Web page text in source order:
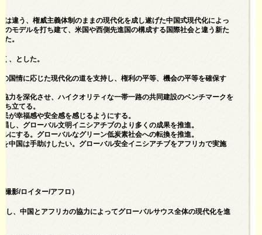
違う、権威主義体制のままの現代化を成し遂げた中国式現代化によっ
モデルを打ち建て、米国や西側先進国の構成する国際社会と違う新た
た。
、とした。
国情に応じた現代化の道を支持し、権利の平等、機会の平等を確保す
力を深化させ、ハイクオリティな一帯一路の共同建設のベンチマークを
ち立てる。
が幸福感や安全感を感じるようにする。
し、グローバル文明イニシアチブのより多くの成果を推進。
にする。グローバルなグリーン低炭素社会への転換を推進。
中国は手助けしたい。グローバル安全イニシアチブをアフリカで実施
影/ロイター/アフロ）
し、中国とアフリカの協力によってグローバルサウス全体の現代化を進